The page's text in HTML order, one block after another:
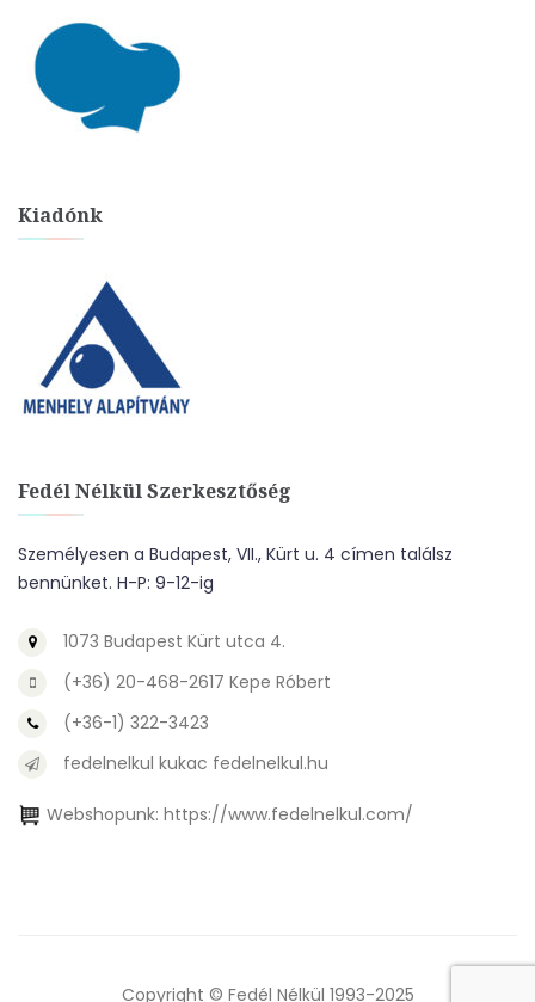
Kiadónk
Fedél Nélkül Szerkesztőség
Személyesen a Budapest, VII., Kürt u. 4 címen találsz
bennünket. H-P: 9-12-ig
1073 Budapest Kürt utca 4.
(+36) 20-468-2617 Kepe Róbert
(+36-1) 322-3423
fedelnelkul kukac fedelnelkul.hu
Webshopunk: https://www.fedelnelkul.com/
Copyright © Fedél Nélkül 1993-2025